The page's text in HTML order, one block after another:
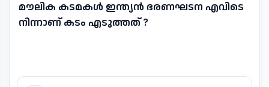
മൗലിക കടമകൾ ഇന്ത്യൻ ഭരണഘടന എവിടെ
നിന്നാണ് കടം എടുത്തത് ?